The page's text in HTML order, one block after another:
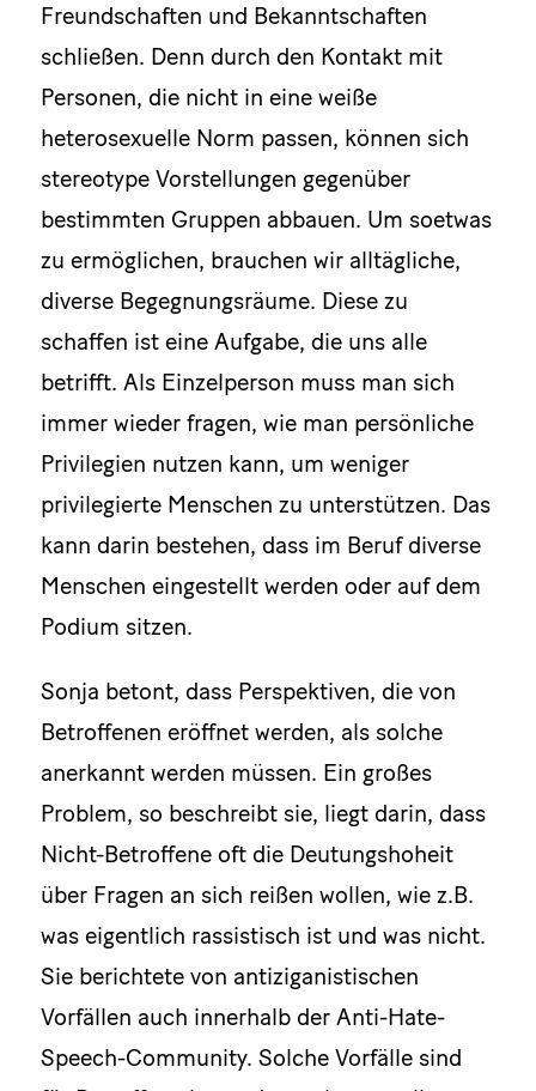
Freundschaften und Bekanntschaften
schließen. Denn durch den Kontakt mit
Personen, die nicht in eine weiße
heterosexuelle Norm passen, können sich
stereotype Vorstellungen gegenüber
bestimmten Gruppen abbauen. Um soetwas
zu ermöglichen, brauchen wir alltägliche,
diverse Begegnungsräume. Diese zu
schaffen ist eine Aufgabe, die uns alle
betrifft. Als Einzelperson muss man sich
immer wieder fragen, wie man persönliche
Privilegien nutzen kann, um weniger
privilegierte Menschen zu unterstützen. Das
kann darin bestehen, dass im Beruf diverse
Menschen eingestellt werden oder auf dem
Podium sitzen.
Sonja betont, dass Perspektiven, die von
Betroffenen eröffnet werden, als solche
anerkannt werden müssen. Ein großes
Problem, so beschreibt sie, liegt darin, dass
Nicht-Betroffene oft die Deutungshoheit
über Fragen an sich reißen wollen, wie z.B.
was eigentlich rassistisch ist und was nicht.
Sie berichtete von antiziganistischen
Vorfällen auch innerhalb der Anti-Hate-
Speech-Community. Solche Vorfälle sind